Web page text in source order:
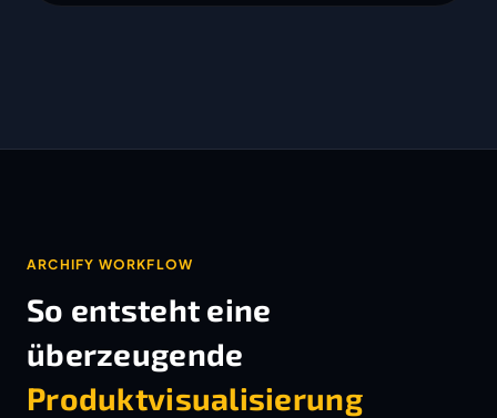
ARCHIFY WORKFLOW
So entsteht eine
überzeugende
Produktvisualisierung